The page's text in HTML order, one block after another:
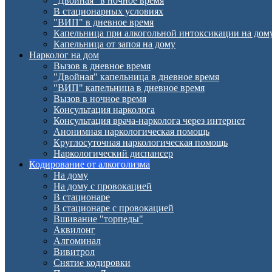
В стационарных условиях
"ВИП" в дневное время
Капельница при алкогольной интоксикации на
Капельница от запоя на дому
Нарколог на дом
Вызов в дневное время
"Двойная" капельница в дневное время
"ВИП" капельница в дневное время
Вызов в ночное время
Консультация нарколога
Консультация врача-нарколога через интернет
Анонимная наркологическая помощь
Круглосуточная наркологическая помощь
Наркологический диспансер
Кодирование от алкоголизма
На дому
На дому с провокацией
В стационаре
В стационаре с провокацией
Вшивание "торпеды"
Аквилонг
Алгоминал
Вивитрол
Снятие кодировки